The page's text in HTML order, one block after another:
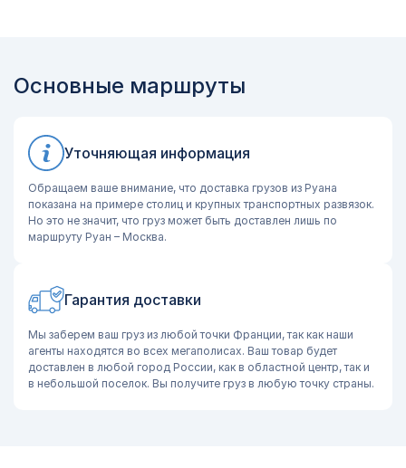
Основные маршруты
Уточняющая информация
Обращаем ваше внимание, что доставка грузов из Руана
показана на примере столиц и крупных транспортных развязок.
Но это не значит, что груз может быть доставлен лишь по
маршруту Руан – Москва.
Гарантия доставки
Мы заберем ваш груз из любой точки Франции, так как наши
агенты находятся во всех мегаполисах. Ваш товар будет
доставлен в любой город России, как в областной центр, так и
в небольшой поселок. Вы получите груз в любую точку страны.